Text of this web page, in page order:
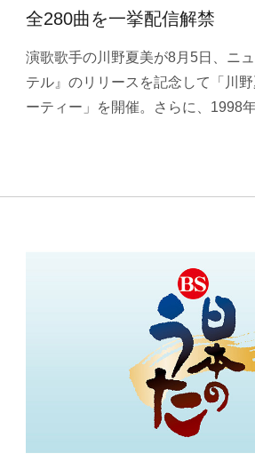
全280曲を一挙配信解禁
演歌歌手の川野夏美が8月5日、ニ
テル』のリリースを記念して「川
ーティー」を開催。さらに、1998